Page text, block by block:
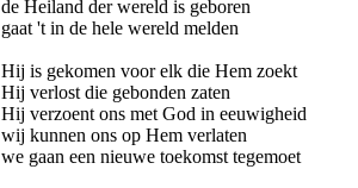
de Heiland der wereld is geboren
gaat 't in de hele wereld melden
Hij is gekomen voor elk die Hem zoekt
Hij verlost die gebonden zaten
Hij verzoent ons met God in eeuwigheid
wij kunnen ons op Hem verlaten
we gaan een nieuwe toekomst tegemoet